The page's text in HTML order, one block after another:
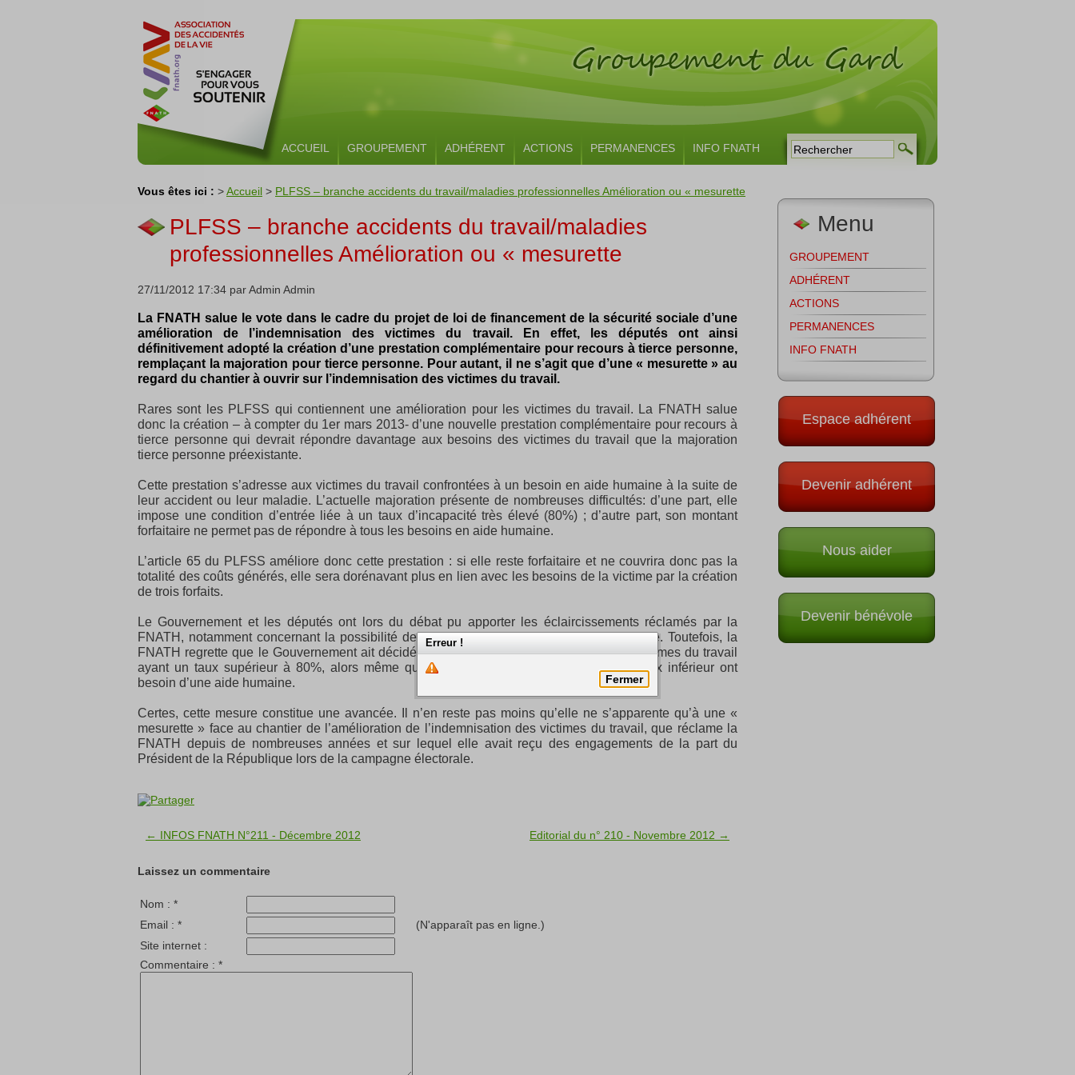
Erreur !
Fermer
ACCUEIL GROUPEMENT ADHÉRENT ACTIONS PERMANENCES INFO FNATH
Vous êtes ici : >Accueil > PLFSS – branche accidents du travail/maladies professionnelles Amélioration ou « mesurette
PLFSS – branche accidents du travail/maladies
professionnelles Amélioration ou « mesurette
27/11/2012 17:34 par Admin Admin
La FNATH salue le vote dans le cadre du projet de loi de financement de la sécurité sociale d’une
amélioration de l’indemnisation des victimes du travail. En effet, les députés ont ainsi
définitivement adopté la création d’une prestation complémentaire pour recours à tierce personne,
remplaçant la majoration pour tierce personne. Pour autant, il ne s’agit que d’une « mesurette » au
regard du chantier à ouvrir sur l’indemnisation des victimes du travail.
Rares sont les PLFSS qui contiennent une amélioration pour les victimes du travail. La FNATH salue
donc la création – à compter du 1er mars 2013- d’une nouvelle prestation complémentaire pour recours à
tierce personne qui devrait répondre davantage aux besoins des victimes du travail que la majoration
tierce personne préexistante.
Cette prestation s’adresse aux victimes du travail confrontées à un besoin en aide humaine à la suite de
leur accident ou leur maladie. L’actuelle majoration présente de nombreuses difficultés: d’une part, elle
impose une condition d’entrée liée à un taux d’incapacité très élevé (80%) ; d’autre part, son montant
forfaitaire ne permet pas de répondre à tous les besoins en aide humaine.
L’article 65 du PLFSS améliore donc cette prestation : si elle reste forfaitaire et ne couvrira donc pas la
totalité des coûts générés, elle sera dorénavant plus en lien avec les besoins de la victime par la création
de trois forfaits.
Le Gouvernement et les députés ont lors du débat pu apporter les éclaircissements réclamés par la
FNATH, notamment concernant la possibilité de financer un aidant familial dans ce cadre. Toutefois, la
FNATH regrette que le Gouvernement ait décidé de n’octroyer cette prestation qu’aux victimes du travail
ayant un taux supérieur à 80%, alors même que nombre de victimes présentant un taux inférieur ont
besoin d’une aide humaine.
Certes, cette mesure constitue une avancée. Il n’en reste pas moins qu’elle ne s’apparente qu’à une «
mesurette » face au chantier de l’amélioration de l’indemnisation des victimes du travail, que réclame la
FNATH depuis de nombreuses années et sur lequel elle avait reçu des engagements de la part du
Président de la République lors de la campagne électorale.
← INFOS FNATH N°211 - Décembre 2012 Editorial du n° 210 - Novembre 2012 →
Laissez un commentaire
Nom : *
Email : *
(N'apparaît pas en ligne.)
Site internet :
Commentaire : *
Menu
GROUPEMENT
ADHÉRENT
ACTIONS
PERMANENCES
INFO FNATH
Espace adhérent
Devenir adhérent
Nous aider
Devenir bénévole